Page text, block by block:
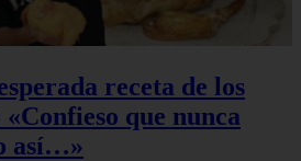
receta de los
que nunca
así…»